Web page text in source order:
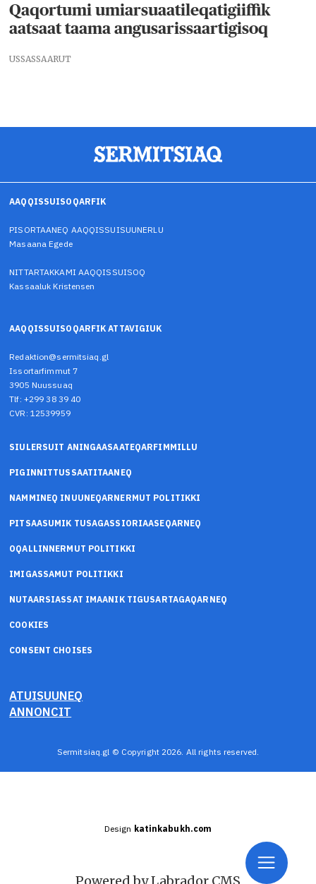
Qaqortumi umiarsuaatileqatigiiffik
aatsaat taama angusarissaartigisoq
USSASSAARUT
AAQQISSUISOQARFIK
PISORTAANEQ AAQQISSUISUUNERLU
Masaana Egede
NITTARTAKKAMI AAQQISSUISOQ
Kassaaluk Kristensen
AAQQISSUISOQARFIK ATTAVIGIUK
Redaktion@sermitsiaq.gl
Issortarfimmut 7
3905 Nuussuaq
Tlf: +299 38 39 40
CVR: 12539959
SIULERSUIT ANINGAASAATEQARFIMMILLU
PIGINNITTUSSAATITAANEQ
NAMMINEQ INUUNEQARNERMUT POLITIKKI
PITSAASUMIK TUSAGASSIORIAASEQARNEQ
OQALLINNERMUT POLITIKKI
IMIGASSAMUT POLITIKKI
NUTAARSIASSAT IMAANIK TIGUSARTAGAQARNEQ
COOKIES
CONSENT CHOISES
ATUISUUNEQ
ANNONCIT
Sermitsiaq.gl © Copyright 2026. All rights reserved.
Design katinkabukh.com